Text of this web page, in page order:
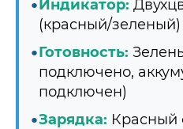
Индикатор:
(красный/зеленый)
Готовность:
подключено,
подключен)
Зарядка: Красный